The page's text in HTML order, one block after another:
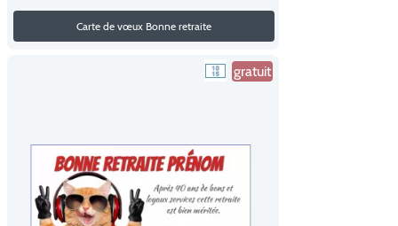
Carte de vœux Bonne retraite
gratuit